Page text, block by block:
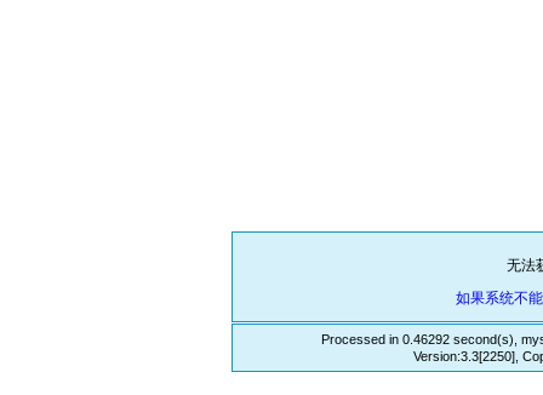
无法
如果系统不
Processed in 0.46292 second(s),
Version:3.3[2250],